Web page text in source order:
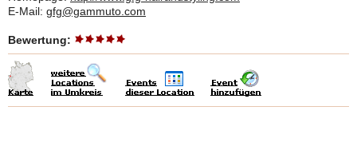
E-Mail: gfg@gammuto.com
Bewertung: